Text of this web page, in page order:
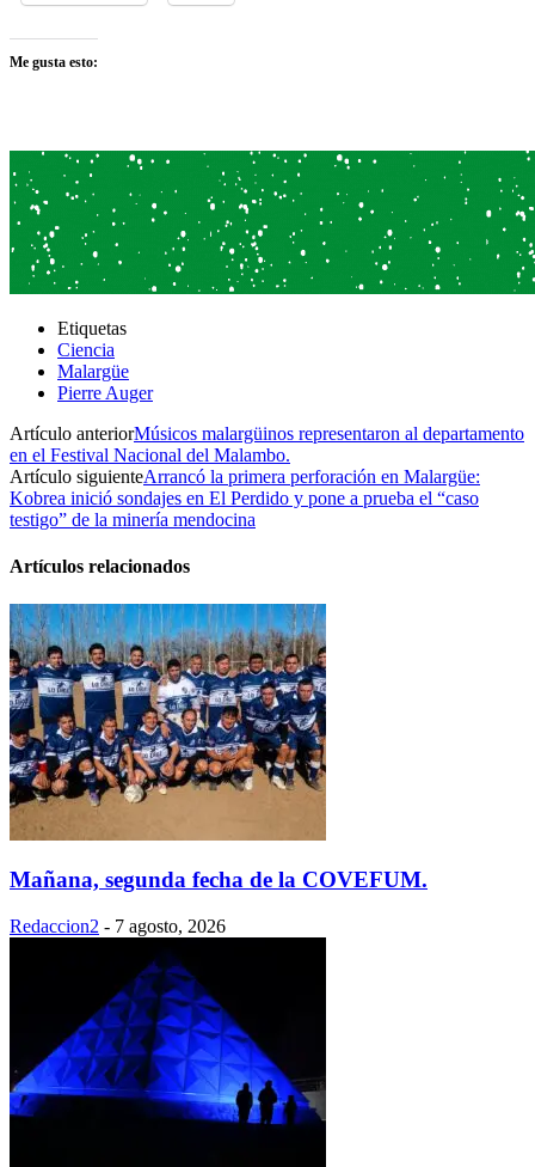
Me gusta esto:
Etiquetas
Ciencia
Malargüe
Pierre Auger
Artículo anteriorMúsicos malargüinos representaron al departamento
en el Festival Nacional del Malambo.
Artículo siguienteArrancó la primera perforación en Malargüe:
Kobrea inició sondajes en El Perdido y pone a prueba el “caso
testigo” de la minería mendocina
Artículos relacionados
Mañana, segunda fecha de la COVEFUM.
Redaccion2 - 7 agosto, 2026